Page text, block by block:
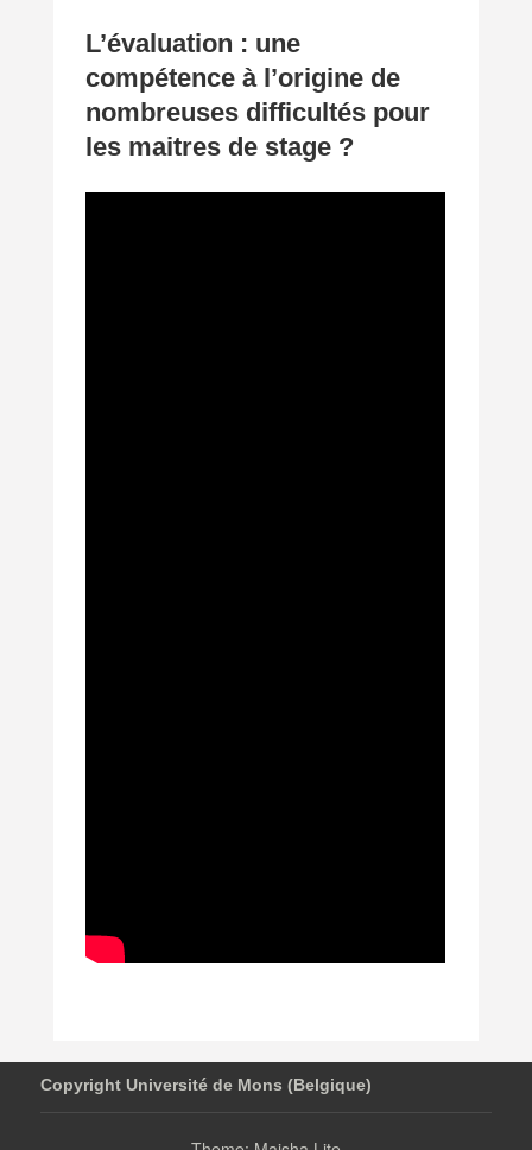
L’évaluation : une
compétence à l’origine de
nombreuses difficultés pour
les maitres de stage ?
Copyright Université de Mons (Belgique)